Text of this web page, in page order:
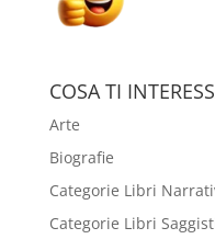
COSA TI
Arte
Biografie
Categorie Libri
Categorie Libri